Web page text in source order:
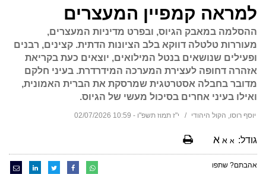
למראה קמפיין המעצרים
ההסלמה במאבק הגיוס, ובפרט מדיניות המעצרים,
מעוררות טלטלה דווקא בלב הציונות הדתית. קצינים, רבנים
ופעילים שנושאים בנטל המילואים, יוצאים כעת בקריאת
אזהרה דחופה לעצירת המערכה המידרדרת. בעיני חלקם
מדובר בחבלה אסטרטגית שמרסקת את הברית האמונית,
ואילו בעיני אחרים בסיכול מעשי של הגיוס.
יוסף רוסו, הקול היהודי י"ז תמוז תשפ"ו - 10:59 02/07/2026
גודל: א א א
אהבתם? שתפו